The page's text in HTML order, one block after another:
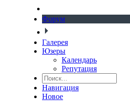
Форум
Галерея
Юзеры
Календарь
Репутация
Навигация
Новое